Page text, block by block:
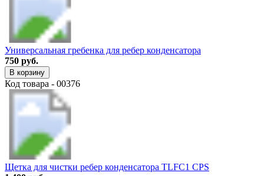
Универсальная гребенка для ребер конденсатора
750 руб.
В корзину
Код товара - 00376
Щетка для чистки ребер конденсатора TLFC1 CPS